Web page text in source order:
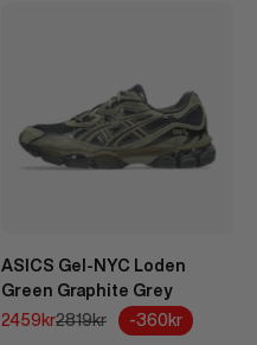
ASICS Gel-NYC Loden
Green Graphite Grey
REA-pris
2459krPris
2819kr -360kr